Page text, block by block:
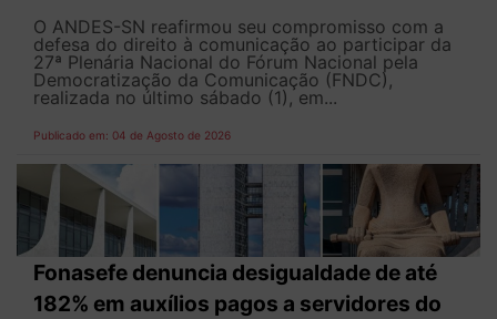
O ANDES-SN reafirmou seu compromisso com a
defesa do direito à comunicação ao participar da
27ª Plenária Nacional do Fórum Nacional pela
Democratização da Comunicação (FNDC),
realizada no último sábado (1), em...
Publicado em: 04 de Agosto de 2026
Fonasefe denuncia desigualdade de até
182% em auxílios pagos a servidores do